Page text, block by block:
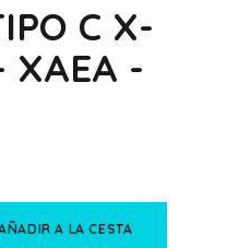
C X-
XAEA -
A LA CESTA